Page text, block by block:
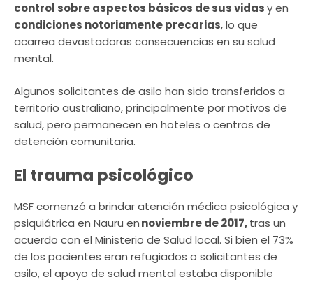
control sobre aspectos básicos de sus vidasy en
condiciones notoriamente precarias, lo que
acarrea devastadoras consecuencias en su salud
mental.
Algunos solicitantes de asilo han sido transferidos a
territorio australiano, principalmente por motivos de
salud, pero permanecen en hoteles o centros de
detención comunitaria.
El trauma psicológico
MSF comenzó a brindar atención médica psicológica y
psiquiátrica en Nauru ennoviembre de 2017,tras un
acuerdo con el Ministerio de Salud local. Si bien el 73%
de los pacientes eran refugiados o solicitantes de
asilo, el apoyo de salud mental estaba disponible